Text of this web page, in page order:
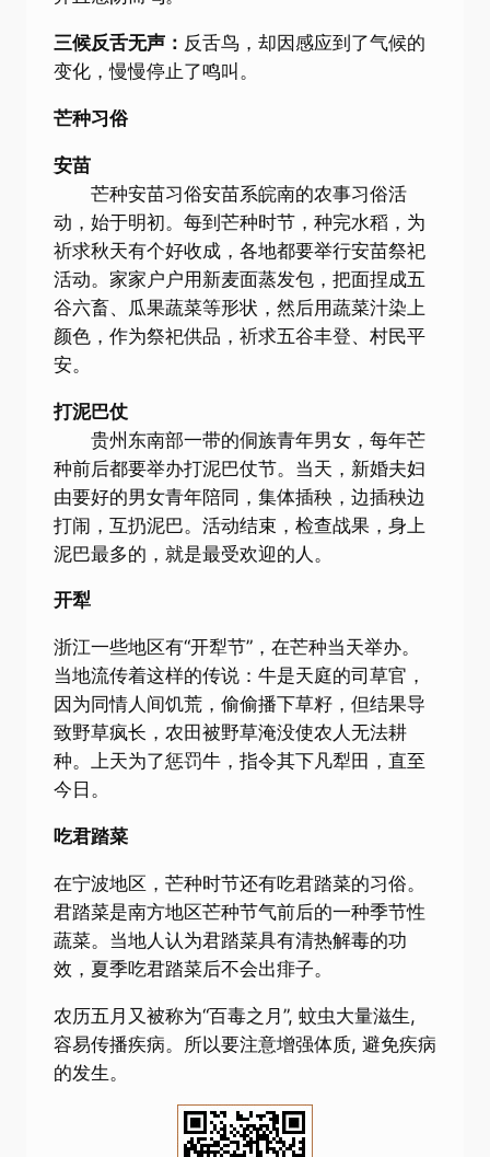
三候反舌无声： 反舌鸟，却因感应到了气候的
变化，慢慢停止了鸣叫。
芒种习俗
安苗
芒种安苗习俗安苗系皖南的农事习俗活
动，始于明初。每到芒种时节，种完水稻，为
祈求秋天有个好收成，各地都要举行安苗祭祀
活动。家家户户用新麦面蒸发包，把面捏成五
谷六畜、瓜果蔬菜等形状，然后用蔬菜汁染上
颜色，作为祭祀供品，祈求五谷丰登、村民平
安。
打泥巴仗
贵州东南部一带的侗族青年男女，每年芒
种前后都要举办打泥巴仗节。当天，新婚夫妇
由要好的男女青年陪同，集体插秧，边插秧边
打闹，互扔泥巴。活动结束，检查战果，身上
泥巴最多的，就是最受欢迎的人。
开犁
浙江一些地区有“开犁节”，在芒种当天举办。
当地流传着这样的传说：牛是天庭的司草官，
因为同情人间饥荒，偷偷播下草籽，但结果导
致野草疯长，农田被野草淹没使农人无法耕
种。上天为了惩罚牛，指令其下凡犁田，直至
今日。
吃君踏菜
在宁波地区，芒种时节还有吃君踏菜的习俗。
君踏菜是南方地区芒种节气前后的一种季节性
蔬菜。当地人认为君踏菜具有清热解毒的功
效，夏季吃君踏菜后不会出痱子。
农历五月又被称为“百毒之月”, 蚊虫大量滋生,
容易传播疾病。所以要注意增强体质, 避免疾病
的发生。